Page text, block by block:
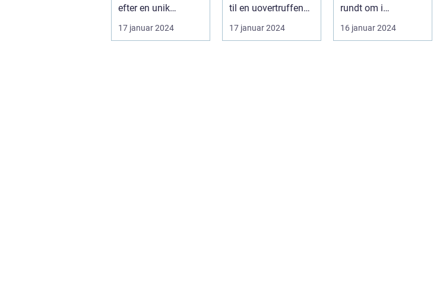
efter en unik
kulinarisk oplevelse
i Det Cent...
17 januar 2024
til en uovertruffen
smagsoplevelse
Introduk...
17 januar 2024
rundt om i
Danmark, og
Kolding er ingen
16 januar 2024